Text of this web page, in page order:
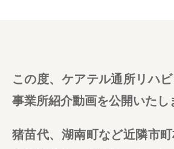
この度、ケアテル通所リハ
事業所紹介動画を公開いたし
猪苗代、湖南町など近隣市